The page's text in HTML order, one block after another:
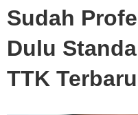
Sudah
Dulu
TTK